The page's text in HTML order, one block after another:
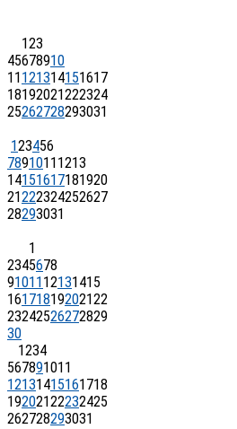
123
45678910
11 121314151617
18192021222324
25262728293031
123456
7891011 1213
14151617181920
21222324252627
28293031
1
2345678
91011 12131415
16171819202122
23242526272829
30
1234
567891011
12131415161718
19202122232425
262728293031